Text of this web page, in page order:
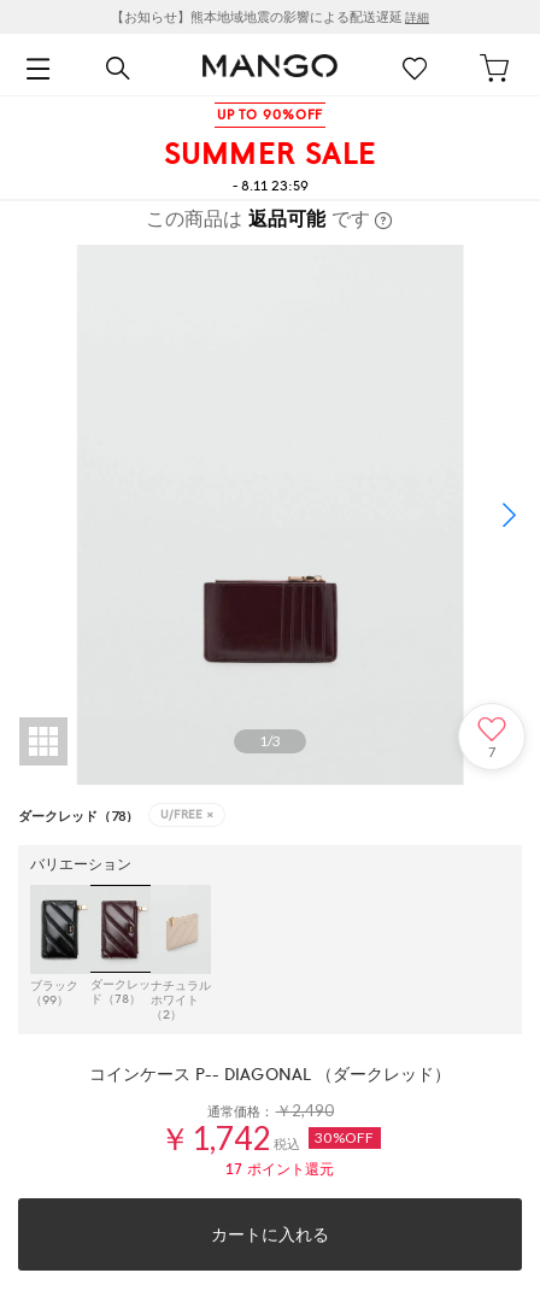
【お知らせ】熊本地域地震の影響による配送遅延 詳細
UP TO 90%OFF
SUMMER SALE
- 8.11 23:59
この商品は 返品可能 です
1/3
7
ダークレッド（78） U/FREE ×
バリエーション
ブラック
（99）
ダークレッ
ド（78）
ナチュラル
ホワイト
（2）
コインケース P-- DIAGONAL （ダークレッド）
通常価格：￥2,490
￥1,742 税込 30%OFF
17ポイント還元
カートに入れる